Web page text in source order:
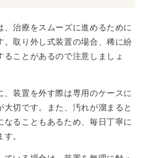
、治療をスムーズに進めるために
。取り外し式装置の場合、稀に紛
ることがあるので注意しましょ
、装置を外す際は専用のケースに
大切です。また、汚れが溜まると
なることもあるため、毎日丁寧に
。